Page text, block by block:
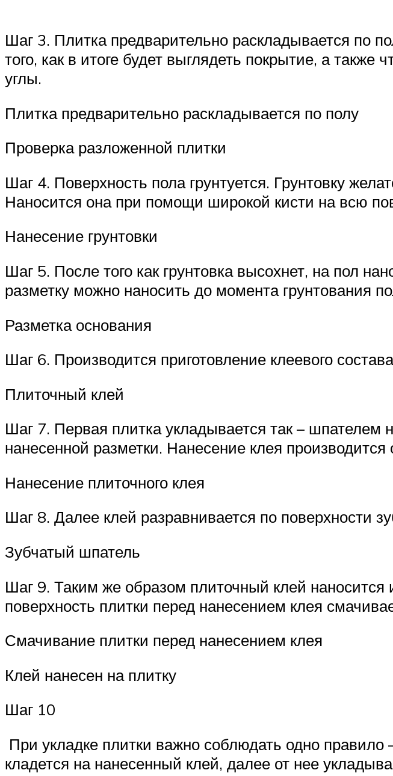
Шаг 3. Плитка предварительно раскладывается по
того, как в итоге будет выглядеть покрытие, а
углы.
Плитка предварительно раскладывается по полу
Проверка разложенной плитки
Шаг 4. Поверхность пола грунтуется. Грунтовку
Наносится она при помощи широкой кисти на всю
Нанесение грунтовки
Шаг 5. После того как грунтовка высохнет, на пол
разметку можно наносить до момента грунтования
Разметка основания
Шаг 6. Производится приготовление клеевого
Плиточный клей
Шаг 7. Первая плитка укладывается так – шпателем
нанесенной разметки. Нанесение клея
Нанесение плиточного клея
Шаг 8. Далее клей разравнивается по поверхности
Зубчатый шпатель
Шаг 9. Таким же образом плиточный клей
поверхность плитки перед нанесением клея
Смачивание плитки перед нанесением клея
Клей нанесен на плитку
Шаг 10
При укладке плитки важно соблюдать одно
кладется на нанесенный клей, далее от нее